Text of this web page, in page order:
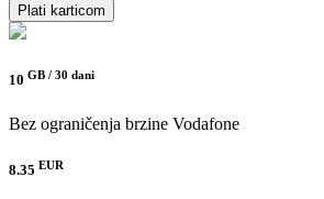
Plati karticom
10 GB / 30 dani
Bez ograničenja brzine Vodafone
8.35 EUR